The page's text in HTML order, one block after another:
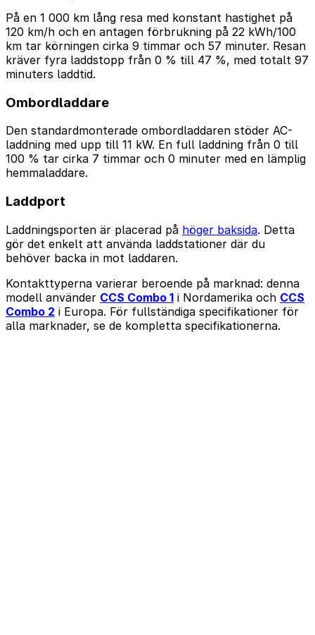
På en 1 000 km lång resa med konstant hastighet på
120 km/h och en antagen förbrukning på 22 kWh/100
km tar körningen cirka 9 timmar och 57 minuter. Resan
kräver fyra laddstopp från 0 % till 47 %, med totalt 97
minuters laddtid.
Ombordladdare
Den standardmonterade ombordladdaren stöder AC-
laddning med upp till 11 kW. En full laddning från 0 till
100 % tar cirka 7 timmar och 0 minuter med en lämplig
hemmaladdare.
Laddport
Laddningsporten är placerad på höger baksida. Detta
gör det enkelt att använda laddstationer där du
behöver backa in mot laddaren.
Kontakttyperna varierar beroende på marknad: denna
modell använder CCS Combo 1 i Nordamerika och CCS
Combo 2 i Europa. För fullständiga specifikationer för
alla marknader, se de kompletta specifikationerna.